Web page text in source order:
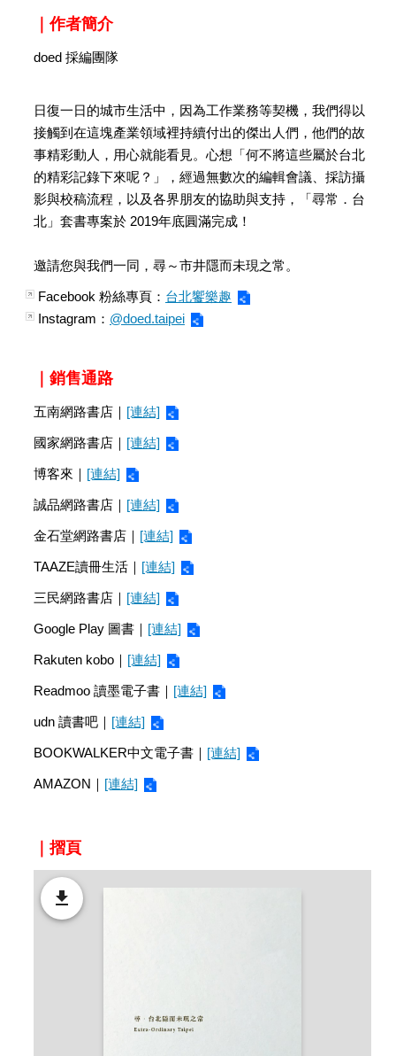
｜作者簡介
doed 採編團隊
日復一日的城市生活中，因為工作業務等契機，我們得以
接觸到在這塊產業領域裡持續付出的傑出人們，他們的故
事精彩動人，用心就能看見。心想「何不將這些屬於台北
的精彩記錄下來呢？」，經過無數次的編輯會議、採訪攝
影與校稿流程，以及各界朋友的協助與支持，「尋常．台
北」套書專案於 2019年底圓滿完成！
邀請您與我們一同，尋～市井隱而未現之常。
Facebook 粉絲專頁： 台北饗樂趣
Instagram： @doed.taipei
｜銷售通路
五南網路書店｜ [連結]
國家網路書店｜ [連結]
博客來｜ [連結]
誠品網路書店｜ [連結]
金石堂網路書店｜ [連結]
TAAZE讀冊生活｜ [連結]
三民網路書店｜ [連結]
Google Play 圖書｜ [連結]
Rakuten kobo｜ [連結]
Readmoo 讀墨電子書｜ [連結]
udn 讀書吧｜ [連結]
BOOKWALKER中文電子書｜ [連結]
AMAZON｜ [連結]
｜摺頁